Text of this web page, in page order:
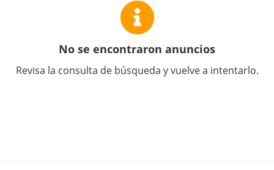
No se encontraron anuncios
Revisa la consulta de búsqueda y vuelve a intentarlo.